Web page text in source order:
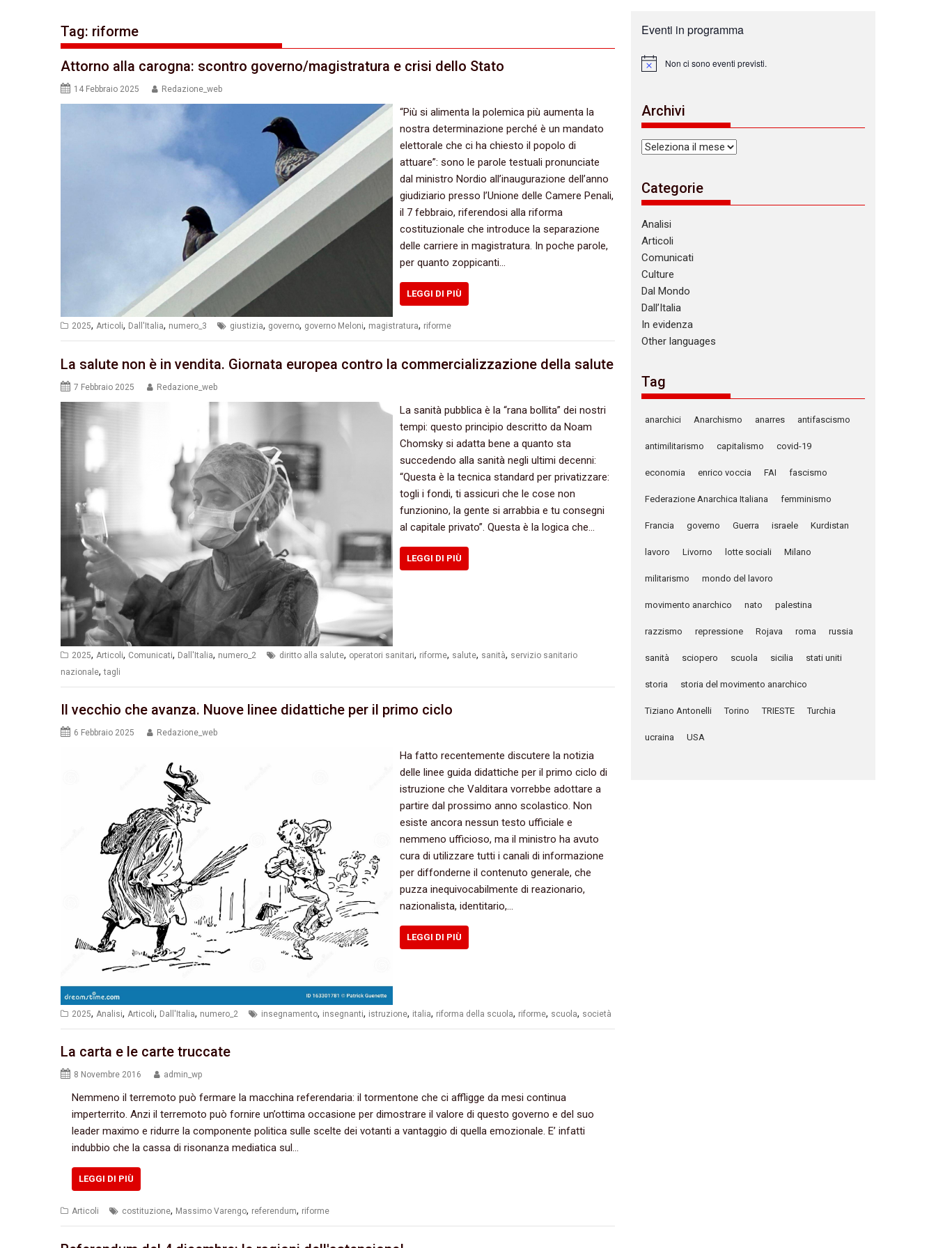
Tag: riforme
Attorno alla carogna: scontro governo/magistratura e crisi dello Stato
14 Febbraio 2025 Redazione_web
“Più si alimenta la polemica più aumenta la
nostra determinazione perché è un mandato
elettorale che ci ha chiesto il popolo di
attuare”: sono le parole testuali pronunciate
dal ministro Nordio all’inaugurazione dell’anno
giudiziario presso l’Unione delle Camere Penali,
il 7 febbraio, riferendosi alla riforma
costituzionale che introduce la separazione
delle carriere in magistratura. In poche parole,
per quanto zoppicanti…
LEGGI DI PIÙ
2025, Articoli, Dall'Italia, numero_3 giustizia, governo, governo Meloni, magistratura, riforme
La salute non è in vendita. Giornata europea contro la commercializzazione della salute
7 Febbraio 2025 Redazione_web
La sanità pubblica è la “rana bollita” dei nostri
tempi: questo principio descritto da Noam
Chomsky si adatta bene a quanto sta
succedendo alla sanità negli ultimi decenni:
“Questa è la tecnica standard per privatizzare:
togli i fondi, ti assicuri che le cose non
funzionino, la gente si arrabbia e tu consegni
al capitale privato”. Questa è la logica che…
LEGGI DI PIÙ
2025, Articoli, Comunicati, Dall'Italia, numero_2 diritto alla salute, operatori sanitari, riforme, salute, sanità, servizio sanitario
nazionale,tagli
Il vecchio che avanza. Nuove linee didattiche per il primo ciclo
6 Febbraio 2025 Redazione_web
Ha fatto recentemente discutere la notizia
delle linee guida didattiche per il primo ciclo di
istruzione che Valditara vorrebbe adottare a
partire dal prossimo anno scolastico. Non
esiste ancora nessun testo ufficiale e
nemmeno ufficioso, ma il ministro ha avuto
cura di utilizzare tutti i canali di informazione
per diffonderne il contenuto generale, che
puzza inequivocabilmente di reazionario,
nazionalista, identitario,…
LEGGI DI PIÙ
2025, Analisi, Articoli, Dall'Italia, numero_2 insegnamento, insegnanti, istruzione, italia, riforma della scuola, riforme, scuola, società
La carta e le carte truccate
8 Novembre 2016 admin_wp
Nemmeno il terremoto può fermare la macchina referendaria:‭ ‬il tormentone che ci affligge da mesi continua
imperterrito.‭ ‬Anzi il terremoto può fornire un’ottima occasione per dimostrare il valore di questo governo e del suo
leader maximo e ridurre la componente politica sulle scelte dei votanti a vantaggio di quella emozionale. E‭’ ‬infatti
indubbio che la cassa di risonanza mediatica sul…
LEGGI DI PIÙ
Articoli costituzione, Massimo Varengo, referendum, riforme
Eventi in programma
N
c
e
Non ci sono eventi previsti.
Archivi
Archivi
Categorie
Analisi
Articoli
Comunicati
Culture
Dal Mondo
Dall’Italia
In evidenza
Other languages
Tag
anarchici Anarchismo anarres antifascismo
antimilitarismo capitalismo covid-19
economia enrico voccia FAI fascismo
Federazione Anarchica Italiana femminismo
Francia governo Guerra israele Kurdistan
lavoro Livorno lotte sociali Milano
militarismo mondo del lavoro
movimento anarchico nato palestina
razzismo repressione Rojava roma russia
sanità sciopero scuola sicilia stati uniti
storia storia del movimento anarchico
Tiziano Antonelli Torino TRIESTE Turchia
ucraina USA